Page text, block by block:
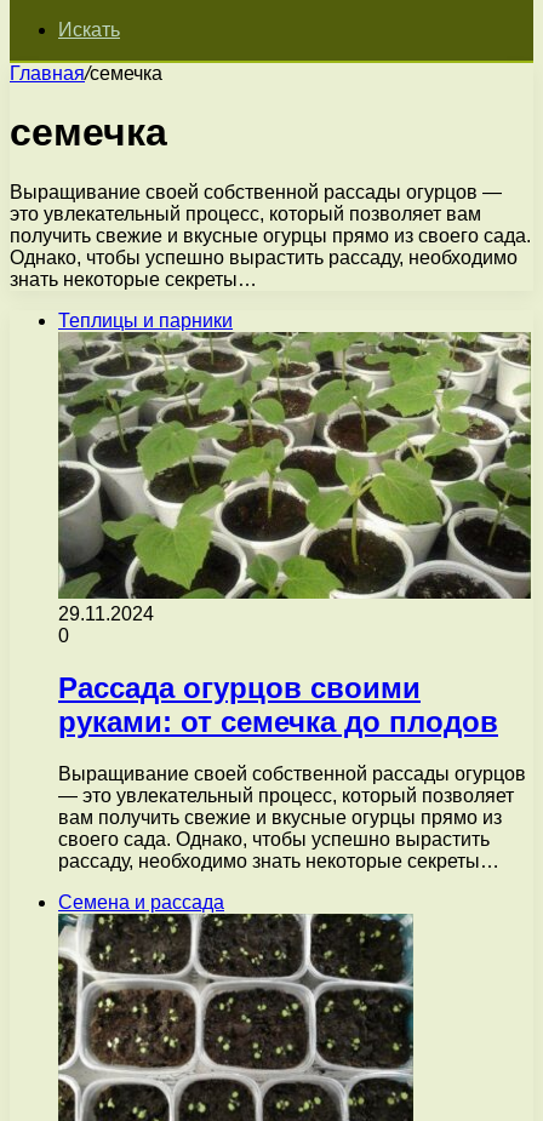
Искать
Главная/семечка
семечка
Выращивание своей собственной рассады огурцов —
это увлекательный процесс, который позволяет вам
получить свежие и вкусные огурцы прямо из своего сада.
Однако, чтобы успешно вырастить рассаду, необходимо
знать некоторые секреты…
Теплицы и парники
29.11.2024
0
Рассада огурцов своими
руками: от семечка до плодов
Выращивание своей собственной рассады огурцов
— это увлекательный процесс, который позволяет
вам получить свежие и вкусные огурцы прямо из
своего сада. Однако, чтобы успешно вырастить
рассаду, необходимо знать некоторые секреты…
Семена и рассада